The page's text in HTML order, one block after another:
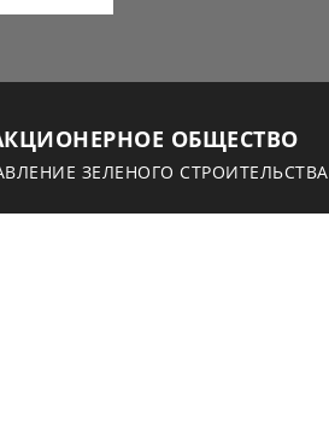
ОБЩЕСТВО
ЗЕЛЕНОГО